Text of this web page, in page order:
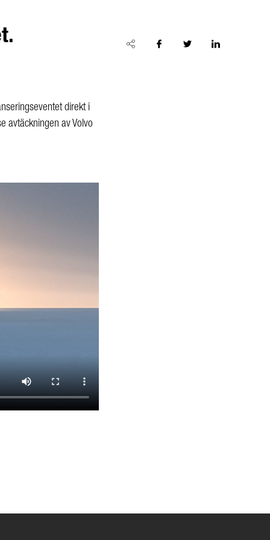
direkt i
avtäckningen av Volvo